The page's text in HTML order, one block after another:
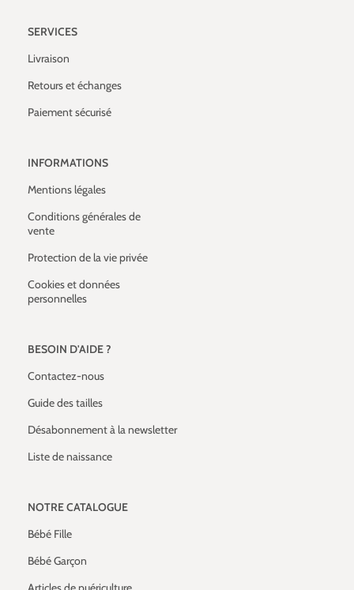
SERVICES
Livraison
Retours et échanges
Paiement sécurisé
INFORMATIONS
Mentions légales
Conditions générales de
vente
Protection de la vie privée
Cookies et données
personnelles
BESOIN D'AIDE ?
Contactez-nous
Guide des tailles
Désabonnement à la newsletter
Liste de naissance
NOTRE CATALOGUE
Bébé Fille
Bébé Garçon